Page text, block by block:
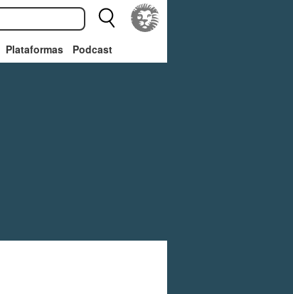
Plataformas Podcast